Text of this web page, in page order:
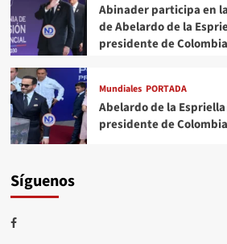
Abinader participa en
de Abelardo de la
presidente de Colombia
Mundiales PORTADA
Abelardo de la
presidente de Colombia
Síguenos